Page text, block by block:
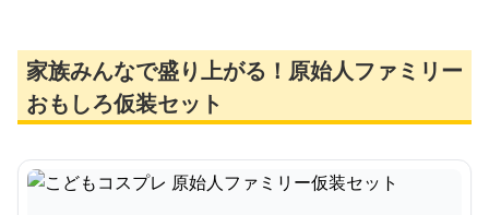
家族みんなで盛り上がる！原始人ファミリー
おもしろ仮装セット